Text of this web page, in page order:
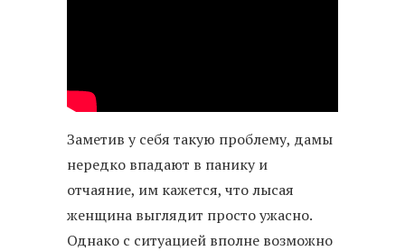
Заметив у себя такую проблему, дамы
нередко впадают в панику и
отчаяние, им кажется, что лысая
женщина выглядит просто ужасно.
Однако с ситуацией вполне возможно